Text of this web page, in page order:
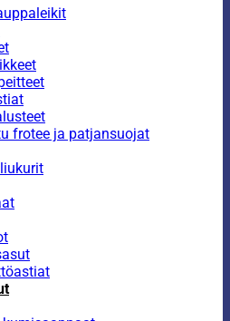
frotee ja patjansuojat